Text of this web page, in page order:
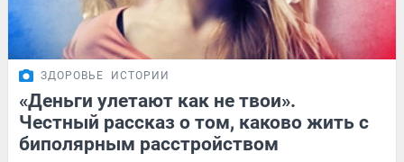
ЗДОРОВЬЕ ИСТОРИИ
«Деньги улетают как не твои».
Честный рассказ о том, каково жить с
биполярным расстройством